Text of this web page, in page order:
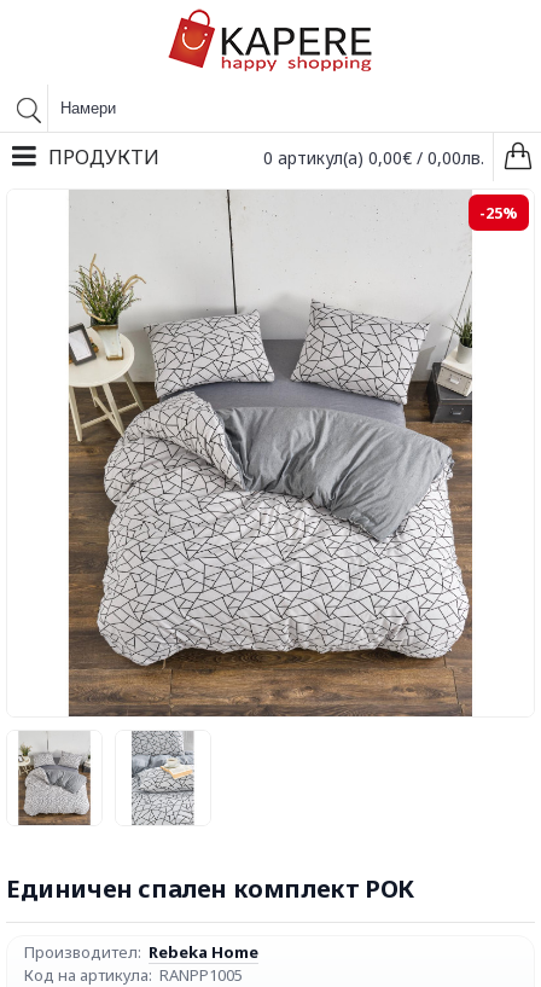
0 артикул(а) 0,00€ / 0,00лв.
ПРОДУКТИ
-25%
Единичен спален комплект РОК
Производител: Rebeka Home
Код на артикула: RANPP1005